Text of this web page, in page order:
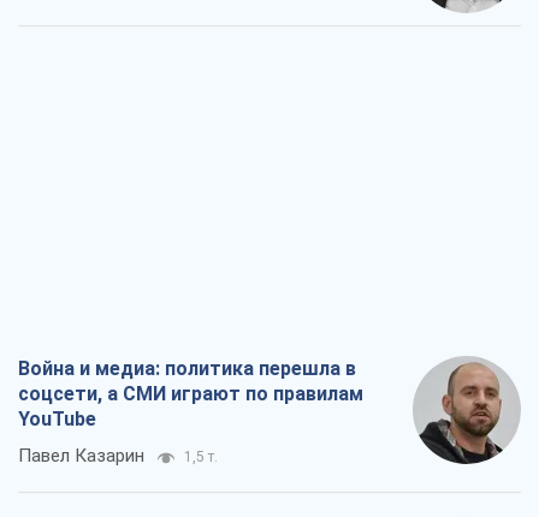
Война и медиа: политика перешла в
соцсети, а СМИ играют по правилам
YouTube
Павел Казарин 1,5 т.